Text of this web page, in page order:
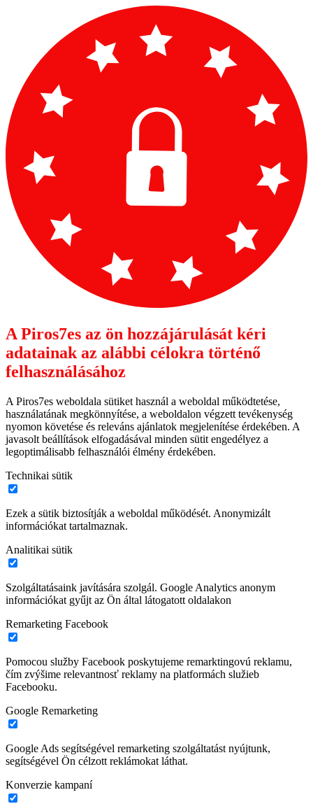
A Piros7es az ön hozzájárulását kéri
adatainak az alábbi célokra történő
felhasználásához
A Piros7es weboldala sütiket használ a weboldal működtetése,
használatának megkönnyítése, a weboldalon végzett tevékenység
nyomon követése és releváns ajánlatok megjelenítése érdekében. A
javasolt beállítások elfogadásával minden sütit engedélyez a
legoptimálisabb felhasználói élmény érdekében.
Technikai sütik
Ezek a sütik biztosítják a weboldal működését. Anonymizált
információkat tartalmaznak.
Analitikai sütik
Szolgáltatásaink javítására szolgál. Google Analytics anonym
információkat gyűjt az Ön által látogatott oldalakon
Remarketing Facebook
Pomocou služby Facebook poskytujeme remarktingovú reklamu,
čím zvýšime relevantnosť reklamy na platformách služieb
Facebooku.
Google Remarketing
Google Ads segítségével remarketing szolgáltatást nyújtunk,
segítségével Ön célzott reklámokat láthat.
Konverzie kampaní